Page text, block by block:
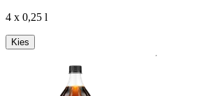
4 x 0,25 l
Kies